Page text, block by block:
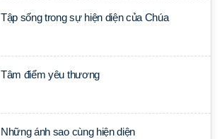
Tập sống trong sự hiện diện của Chúa
Tâm điểm yêu thương
Những ánh sao cùng hiện diện